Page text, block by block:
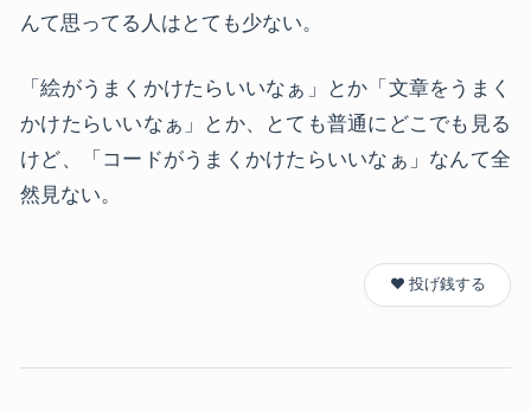
んて思ってる人はとても少ない。
「絵がうまくかけたらいいなぁ」とか「文章をうまく
かけたらいいなぁ」とか、とても普通にどこでも見る
けど、「コードがうまくかけたらいいなぁ」なんて全
然見ない。
❤️ 投げ銭する